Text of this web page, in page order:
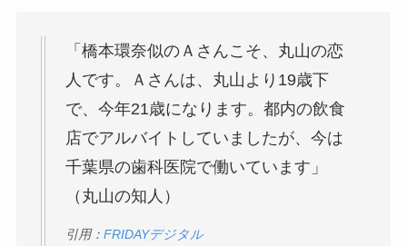
「橋本環奈似のＡさんこそ、丸山の恋
人です。Ａさんは、丸山より19歳下
で、今年21歳になります。都内の飲食
店でアルバイトしていましたが、今は
千葉県の歯科医院で働いています」
（丸山の知人）
引用： FRIDAYデジタル